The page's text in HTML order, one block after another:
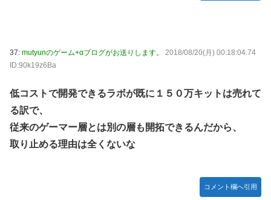
37: mutyunのゲーム+αブログがお送りします。
2018/08/20(月) 00:18:04.74
ID:90k19z6Ba
低コストで開発できるラボが既に１５０万キットは売れて
る訳で、
従来のゲーマー層とは別の層も開拓できるんだから、
取り止める理由は全くないな
コメント欄へ引用